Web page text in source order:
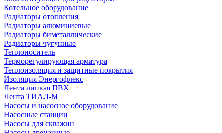
Котельное оборудование
Радиаторы отопления
Радиаторы алюминиевые
Радиаторы биметаллические
Радиаторы чугунные
Теплоноситель
Терморегулирующая арматура
Теплоизоляция и защитные покрытия
Изоляция Энергофлекс
Лента липкая ПВХ
Лента ТИАЛ-М
Насосы и насосное оборудование
Насосные станции
Насосы для скважин